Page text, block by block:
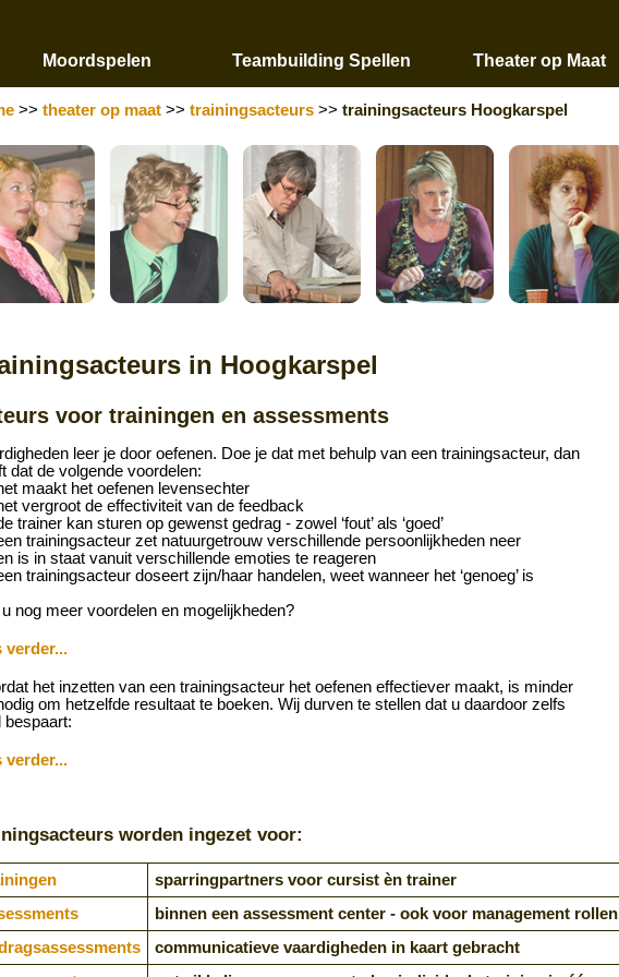
Moordspelen Teambuilding Spellen Theater op Maat
>> theater op maat >> trainingsacteurs >> trainingsacteurs Hoogkarspel
in Hoogkarspel
voor trainingen en assessments
leer je door oefenen. Doe je dat met behulp van een trainingsacteur, dan
dat de volgende voordelen:
maakt het oefenen levensechter
vergroot de effectiviteit van de feedback
trainer kan sturen op gewenst gedrag - zowel ‘fout’ als ‘goed’
trainingsacteur zet natuurgetrouw verschillende persoonlijkheden neer
is in staat vanuit verschillende emoties te reageren
trainingsacteur doseert zijn/haar handelen, weet wanneer het ‘genoeg’ is
nog meer voordelen en mogelijkheden?
verder...
het inzetten van een trainingsacteur het oefenen effectiever maakt, is minder
om hetzelfde resultaat te boeken. Wij durven te stellen dat u daardoor zelfs
bespaart:
verder...
worden ingezet voor:
sparringpartners voor cursist èn trainer
binnen een assessment center - ook voor management rollen
communicatieve vaardigheden in kaart gebracht